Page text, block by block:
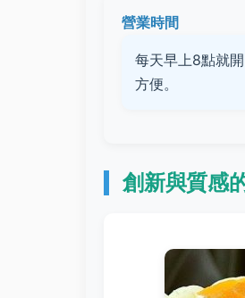
營業時間
每天早上8點就
方便。
創新與質感